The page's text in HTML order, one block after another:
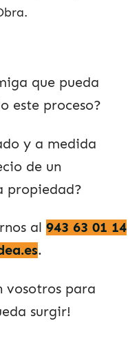
que pueda
este proceso?
y a medida
de un
propiedad?
al 943 63 01 14
.
vosotros para
surgir!